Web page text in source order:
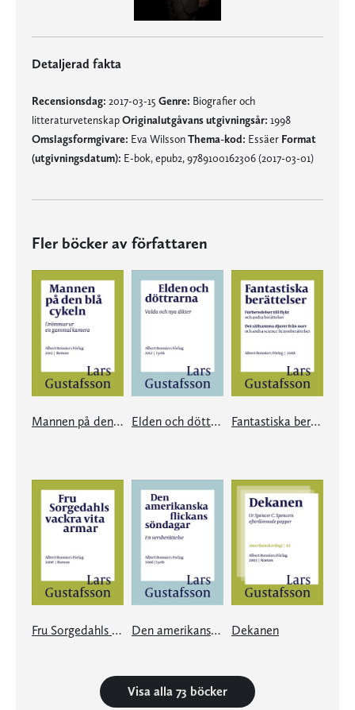
Detaljerad fakta
Recensionsdag: 2017-03-15 Genre: Biografier och
litteraturvetenskapOriginalutgåvans utgivningsår: 1998
Omslagsformgivare: Eva WilssonThema-kod: Essäer Format
(utgivningsdatum): E-bok, epub2, 9789100162306 (2017-03-01)
Fler böcker av författaren
Mannen på den blå cykeln Elden och döttrarna Fantastiska berättelser
Fru Sorgedahls vackra vita armar Den amerikanska flickans söndagar Dekanen
Visa alla 73 böcker